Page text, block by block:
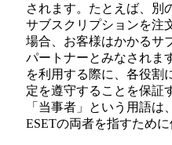
されます。たとえば、別
サブスクリプションを注
場合、お客様はかかるサ
パートナーとみなされま
を利用する際に、各役割
定を遵守することを保証
「 当事者 」という用語は
ESETの両者を指すために